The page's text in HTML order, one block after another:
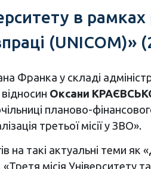
в
(UNICOM)»
Франка у складі
Оксани
планово-
третьої місії у ЗВО».
такі актуальні теми як
місія Університету